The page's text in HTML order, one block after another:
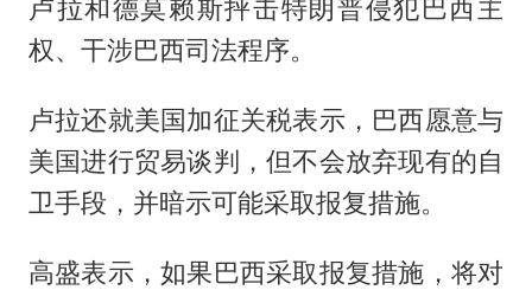
卢拉和德莫赖斯抨击特朗普侵犯巴西主
权、干涉巴西司法程序。
卢拉还就美国加征关税表示，巴西愿意与
美国进行贸易谈判，但不会放弃现有的自
卫手段，并暗示可能采取报复措施。
高盛表示，如果巴西采取报复措施，将对